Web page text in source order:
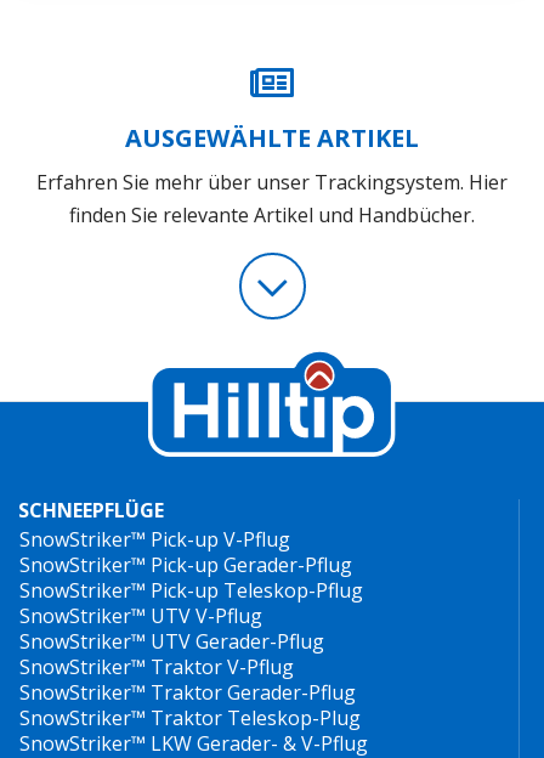
AUSGEWÄHLTE ARTIKEL
Erfahren Sie mehr über unser Trackingsystem. Hier
finden Sie relevante Artikel und Handbücher.
SCHNEEPFLÜGE
SnowStriker™ Pick-up V-Pflug
SnowStriker™ Pick-up Gerader-Pflug
SnowStriker™ Pick-up Teleskop-Pflug
SnowStriker™ UTV V-Pflug
SnowStriker™ UTV Gerader-Pflug
SnowStriker™ Traktor V-Pflug
SnowStriker™ Traktor Gerader-Pflug
SnowStriker™ Traktor Teleskop-Plug
SnowStriker™ LKW Gerader- & V-Pflug